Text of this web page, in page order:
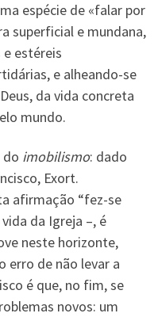
espécie de «falar por
superficial e mundana,
e estéreis
e alheando-se
da vida concreta
mundo.
do imobilismo: dado
Exort.
afirmação “fez-se
da Igreja –, é
neste horizonte,
erro de não levar a
é que, no fim, se
novos: um